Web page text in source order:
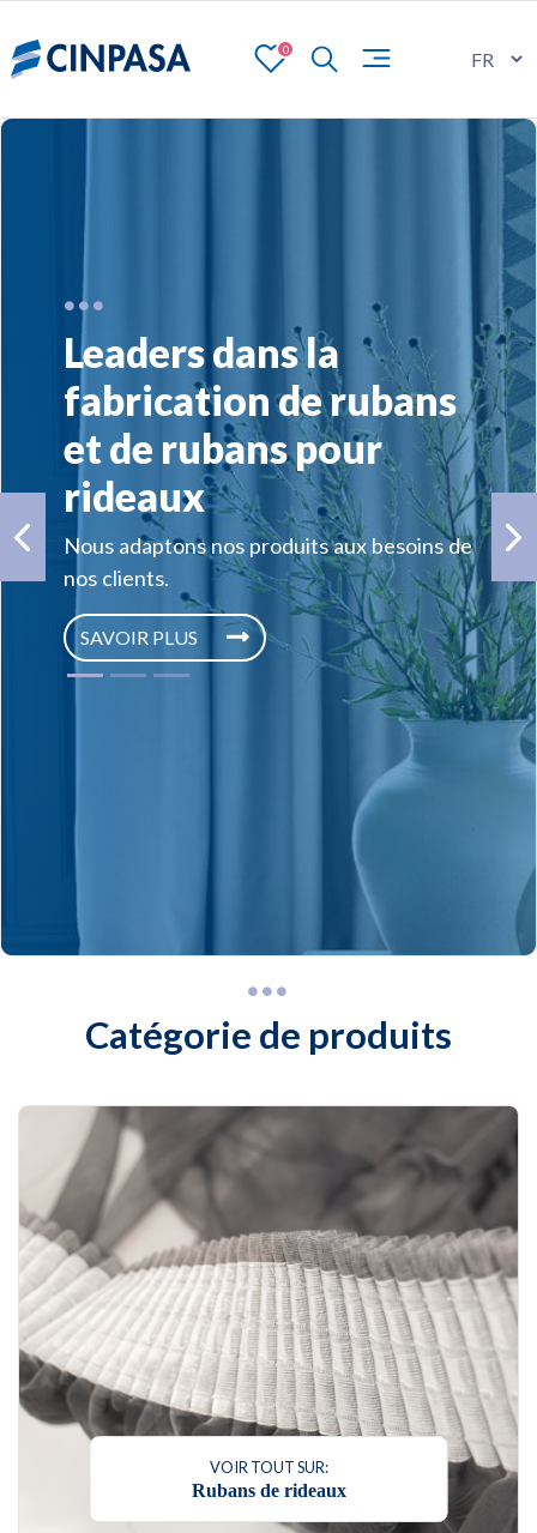
0
Leaders dans la
fabrication de rubans
et de rubans pour
rideaux
Nous adaptons nos produits aux besoins de
nos clients.
SAVOIR PLUS
Previous
Catégorie de produits
VOIR TOUT SUR:
Rubans de rideaux